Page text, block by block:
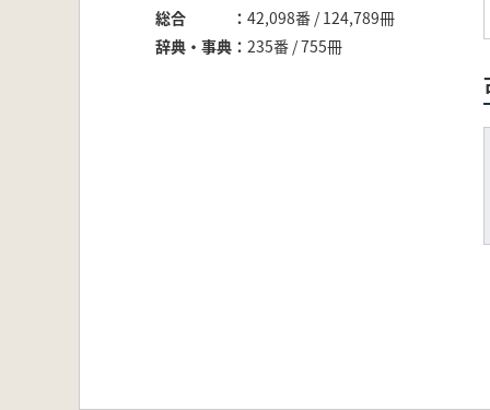
総合
42,098番 / 124,789冊
辞典・事典
235番 / 755冊